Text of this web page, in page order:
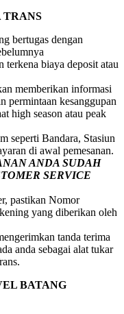
TRANS
bertugas dengan
terkena biaya deposit atau
memberikan informasi
permintaan kesanggupan
high season atau peak
seperti Bandara, Stasiun
di awal pemesanan.
ANDA SUDAH
SERVICE
pastikan Nomor
yang diberikan oleh
tanda terima
anda sebagai alat tukar
BATANG